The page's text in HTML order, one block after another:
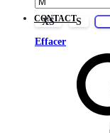
Contrats
CONTACT
XS S
Effacer